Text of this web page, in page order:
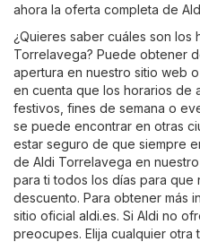
ahora la oferta completa de
¿Quieres saber cuáles son los
Torrelavega? Puede obtener
apertura en nuestro sitio web
en cuenta que los horarios de
festivos, fines de semana o
se puede encontrar en otras
estar seguro de que siempre
de Aldi Torrelavega en
para ti todos los días para que
descuento. Para obtener más
sitio oficial aldi.es. Si Aldi no
preocupes. Elija cualquier otra